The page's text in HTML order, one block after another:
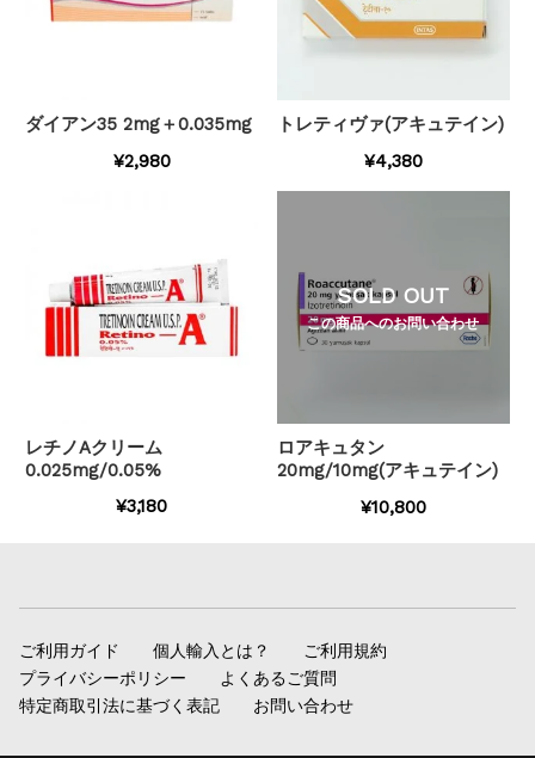
ダイアン35 2mg＋0.035mg
¥2,980
トレティヴァ(アキュテイン)
¥4,380
レチノAクリーム
0.025mg/0.05%
¥3,180
SOLD OUT
この商品へのお問い合わせ
ロアキュタン
20mg/10mg(アキュテイン)
¥10,800
ご利用ガイド 個人輸入とは？
ご利用規約
プライバシーポリシー
よくあるご質問
特定商取引法に基づく表記
お問い合わせ